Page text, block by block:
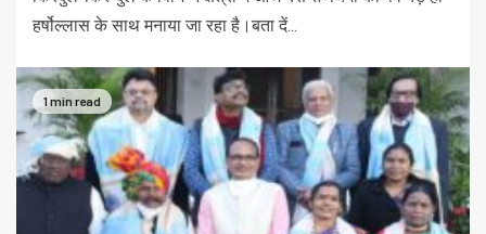
हर्षोल्लास के साथ मनाया जा रहा है।बता दें...
1 min read